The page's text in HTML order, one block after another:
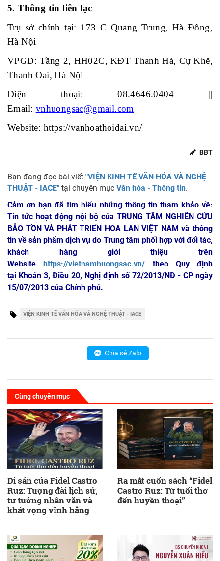
5. Thông tin liên lạc
Trụ sở chính tại: 173 C Quang Trung, Hà Đông,
Hà Nội
VPGD: Tầng 2, HH02C, KĐT Thanh Hà, Cự Khê,
Thanh Oai, Hà Nội
Điện thoại:08.4646.0404 ||
Email: vnhuongsac@gmail.com
Website: https://vanhoathoidai.vn/
BBT
Bạn đang đọc bài viết "VIỆN KINH TẾ VĂN HÓA VÀ NGHỆ
THUẬT - IACE" tại chuyên mục Văn hóa - Thông tin.
Cảm ơn bạn đã tìm hiểu những thông tin tham khảo về:
Tin tức hoạt động nội bộ của TRUNG TÂM NGHIÊN CỨU
BẢO TỒN VÀ PHÁT TRIỂN HOA LAN VIỆT NAM và thông
tin về sản phẩm dịch vụ do Trung tâm phối hợp với đối tác,
khách hàng giới thiệu trên
Website
https://vietnamhuongsac.vn/ theo Quy định
tại Khoản 3, Điều 20, Nghị định số 72/2013/NĐ - CP ngày
15/07/2013 của Chính phủ.
VIỆN KINH TẾ VĂN HÓA VÀ NGHỆ THUẬT - IACE
Chia sẻ Zalo
Cùng chuyên mục
Di sản của Fidel Castro
Ruz: Tượng đài lịch sử,
tư tưởng nhân văn và
khát vọng vĩnh hằng
Ra mắt cuốn sách “Fidel
Castro Ruz: Từ tuổi thơ
đến huyền thoại”